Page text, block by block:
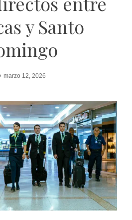
y Santo
marzo 12, 2026